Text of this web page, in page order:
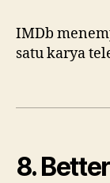
IMDb
satu karya
8.